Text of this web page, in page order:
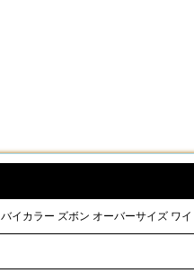
イカラー ズボン オーバーサイズ